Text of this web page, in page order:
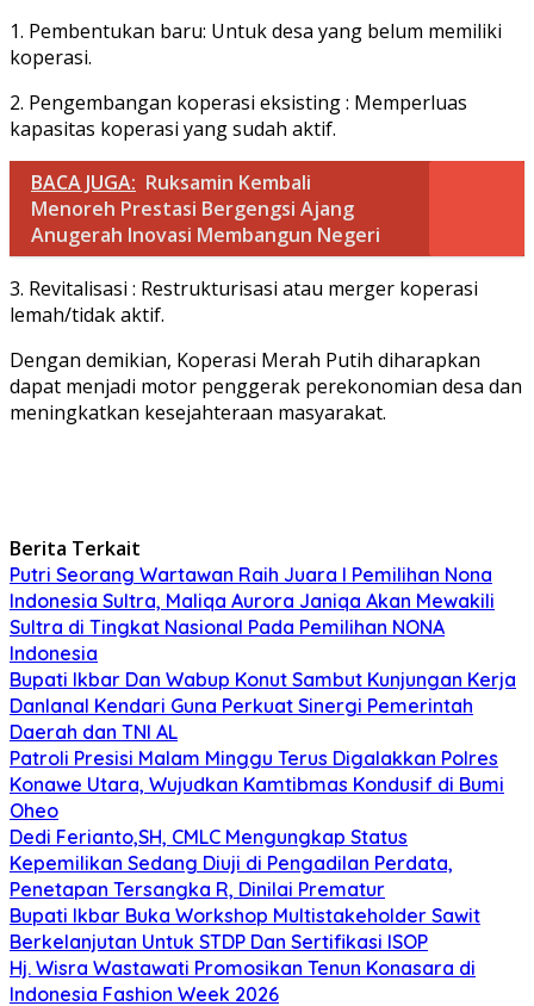
1. Pembentukan baru: Untuk desa yang belum memiliki
koperasi.
2. Pengembangan koperasi eksisting : Memperluas
kapasitas koperasi yang sudah aktif.
BACA JUGA: Ruksamin Kembali
Menoreh Prestasi Bergengsi Ajang
Anugerah Inovasi Membangun Negeri
3. Revitalisasi : Restrukturisasi atau merger koperasi
lemah/tidak aktif.
Dengan demikian, Koperasi Merah Putih diharapkan
dapat menjadi motor penggerak perekonomian desa dan
meningkatkan kesejahteraan masyarakat.
Berita Terkait
Putri Seorang Wartawan ‎Raih Juara I Pemilihan Nona
Indonesia Sultra, Maliqa Aurora Janiqa Akan Mewakili
Sultra di Tingkat Nasional Pada Pemilihan NONA
Indonesia
Bupati Ikbar Dan Wabup Konut Sambut Kunjungan Kerja
Danlanal Kendari Guna Perkuat Sinergi Pemerintah
Daerah dan TNI AL
Patroli Presisi Malam Minggu Terus Digalakkan Polres
Konawe Utara, Wujudkan Kamtibmas Kondusif di Bumi
Oheo
Dedi Ferianto,SH, CMLC Mengungkap Status
Kepemilikan Sedang Diuji di Pengadilan Perdata,
Penetapan Tersangka R, Dinilai Prematur
Bupati Ikbar Buka Workshop Multistakeholder Sawit
Berkelanjutan Untuk STDP Dan Sertifikasi ISOP
Hj. Wisra Wastawati Promosikan Tenun Konasara di
Indonesia Fashion Week 2026